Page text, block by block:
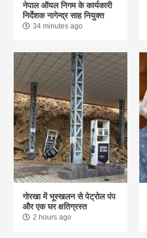
नेपाल ऑयल निगम के कार्यकारी
निर्देशक नागेन्द्र साह नियुक्त
34 minutes ago
गोरखा में भूस्खलन से पेट्रोल पंप
और एक घर क्षतिग्रस्त
2 hours ago